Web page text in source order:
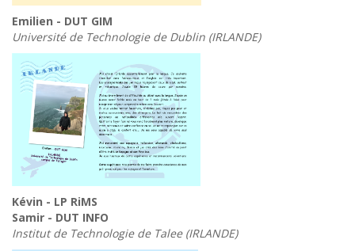
Emilien - DUT GIM
Université de Technologie de Dublin (IRLANDE)
Kévin - LP RiMS
Samir - DUT INFO
Institut de Technologie de Talee (IRLANDE)